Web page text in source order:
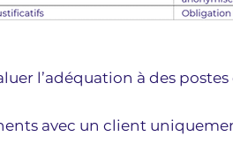
l’adéquation à des
avec un client